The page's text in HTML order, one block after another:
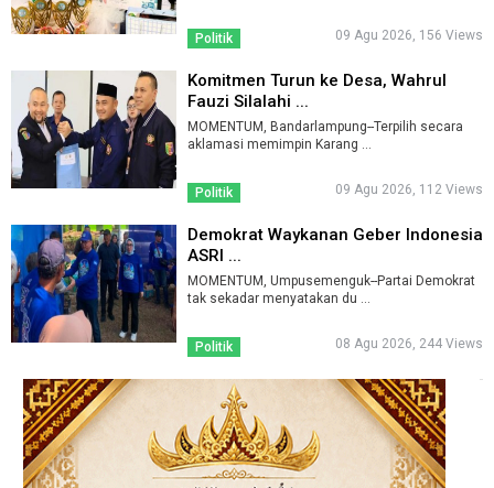
Politik 09 Agu 2026, 156 Views
Komitmen Turun ke Desa, Wahrul
Fauzi Silalahi ...
MOMENTUM, Bandarlampung--Terpilih secara
aklamasi memimpin Karang ...
Politik 09 Agu 2026, 112 Views
Demokrat Waykanan Geber Indonesia
ASRI ...
MOMENTUM, Umpusemenguk--Partai Demokrat
tak sekadar menyatakan du ...
Politik 08 Agu 2026, 244 Views